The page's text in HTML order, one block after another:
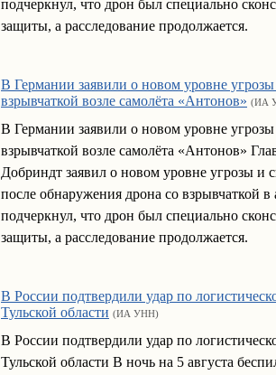
подчеркнул, что дрон был специально
защиты, а расследование продолжается.
В Германии заявили о новом уровне
взрывчаткой возле самолёта «Антонов» (ИА
В Германии заявили о новом уровне
взрывчаткой возле самолёта «Антонов»
Добриндт заявил о новом уровне угрозы и
после обнаружения дрона со взрывчаткой
подчеркнул, что дрон был специально
защиты, а расследование продолжается.
В России подтвердили удар по
Тульской области (ИА УНН)
В России подтвердили удар по
Тульской области В ночь на 5 августа